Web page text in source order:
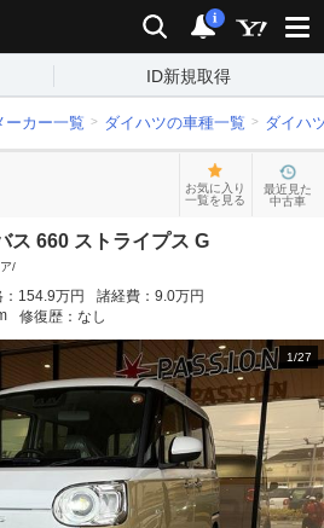
検索 通知
i
ID新規取得
ーカー一覧 ダイハツの車種一覧 ダイハ
お気に入り
一覧を見る
最近見た
中古車
ス 660 ストライプス G
/
154.9万円 諸経費： 9.0万円
修復歴： なし
1/27